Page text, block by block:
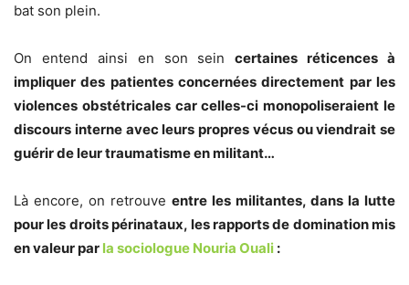
bat son plein.
On entend ainsi en son seincertaines réticences à
impliquer des patientes concernées directement par les
violences obstétricales car celles-ci monopoliseraient le
discours interne avec leurs propres vécus ou viendrait se
guérir de leur traumatisme en militant…
Là encore, on retrouve entre les militantes, dans la lutte
pour les droits périnataux, les rapports de domination mis
en valeur par la sociologue Nouria Ouali :